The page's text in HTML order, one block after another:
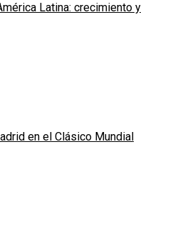
Latina: crecimiento y
en el Clásico Mundial